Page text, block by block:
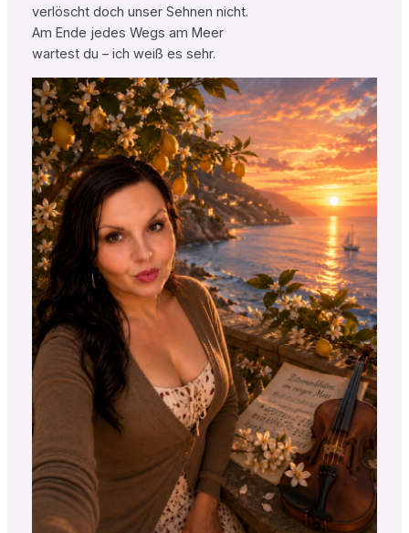
verlöscht doch unser Sehnen nicht.
Am Ende jedes Wegs am Meer
wartest du – ich weiß es sehr.